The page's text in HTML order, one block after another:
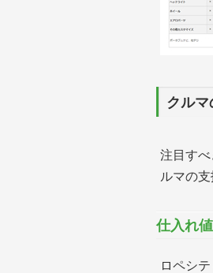
クル
注目す
ルマの
仕入れ
ロペシ